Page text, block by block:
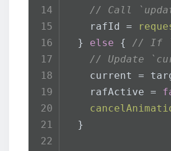
// Call
    rafId =
  }
else { // If
// Update
current =
    rafActive =
  }